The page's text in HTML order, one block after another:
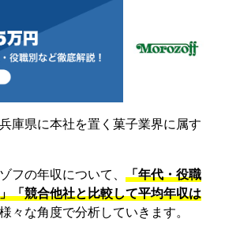
庫県に本社を置く菓子業界に属す
フの年収について、 「年代・役職
「競合他社と比較して平均年収は
々な角度で分析していきます。